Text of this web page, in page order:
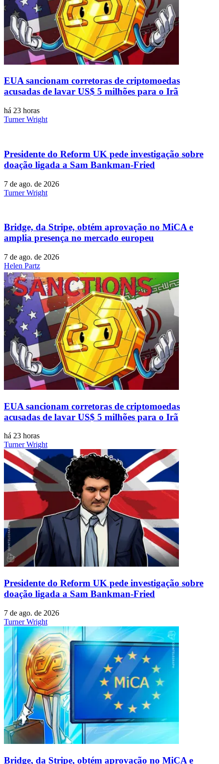
EUA sancionam corretoras de criptomoedas
acusadas de lavar US$ 5 milhões para o Irã
há 23 horas
Turner Wright
Presidente do Reform UK pede investigação sobre
doação ligada a Sam Bankman-Fried
7 de ago. de 2026
Turner Wright
Bridge, da Stripe, obtém aprovação no MiCA e
amplia presença no mercado europeu
7 de ago. de 2026
Helen Partz
EUA sancionam corretoras de criptomoedas
acusadas de lavar US$ 5 milhões para o Irã
há 23 horas
Turner Wright
Presidente do Reform UK pede investigação sobre
doação ligada a Sam Bankman-Fried
7 de ago. de 2026
Turner Wright
Bridge, da Stripe, obtém aprovação no MiCA e